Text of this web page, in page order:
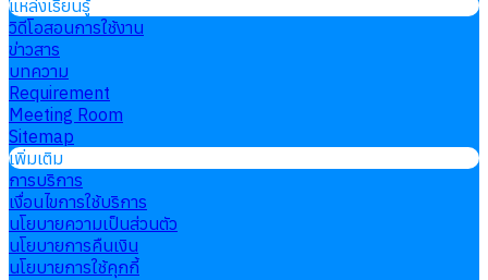
แหล่งเรียนรู้
วิดีโอสอนการใช้งาน
ข่าวสาร
บทความ
Requirement
Meeting Room
Sitemap
เพิ่มเติม
การบริการ
เงื่อนไขการใช้บริการ
นโยบายความเป็นส่วนตัว
นโยบายการคืนเงิน
นโยบายการใช้คุกกี้